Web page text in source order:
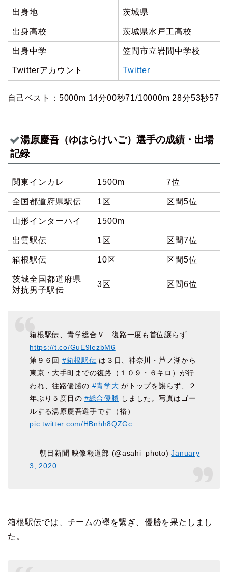
出身地 茨城県
出身高校 茨城県水戸工高校
出身中学 笠間市立岩間中学校
Twitterアカウント Twitter
自己ベスト：5000m 14分00秒71/10000m 28分53秒57
湯原慶吾（ゆはらけいご）選手の成績・出場
記録
関東インカレ 1500m 7位
全国都道府県駅伝 1区 区間5位
山形インターハイ 1500m
出雲駅伝 1区 区間7位
箱根駅伝 10区 区間5位
茨城全国都道府県
対抗男子駅伝
3区 区間6位
箱根駅伝、青学総合Ｖ 復路一度も首位譲らず
https://t.co/GuE9lezbM6
第９６回 #箱根駅伝 は３日、神奈川・芦ノ湖から
東京・大手町までの復路（１０９・６キロ）が行
われ、往路優勝の #青学大 がトップを譲らず、２
年ぶり５度目の #総合優勝 しました。写真はゴー
ルする湯原慶吾選手です（裕）
pic.twitter.com/HBnhh8QZGc
— 朝日新聞 映像報道部 (@asahi_photo)January
3, 2020
箱根駅伝では、チームの襷を繋ぎ、優勝を果たしまし
た。